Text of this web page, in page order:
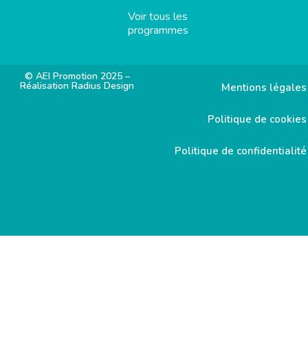
Voir tous les
programmes
© AEI Promotion 2025 –
Réalisation Radius Design Mentions légales
Politique de cookies
Politique de confidentialité